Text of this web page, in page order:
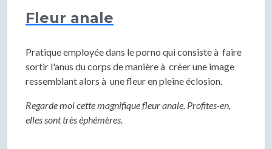
Fleur anale
Pratique employée dans le porno qui consiste à faire
sortir l'anus du corps de manière à créer une image
ressemblant alors à une fleur en pleine éclosion.
Regarde moi cette magnifique fleur anale. Profites-en,
elles sont très éphémères.